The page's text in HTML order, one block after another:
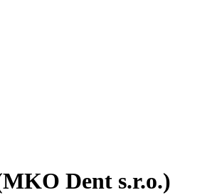
Dent s.r.o.)